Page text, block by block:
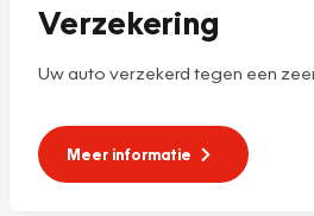
Verzekering
Uw auto verzekerd tegen een
Meer informatie